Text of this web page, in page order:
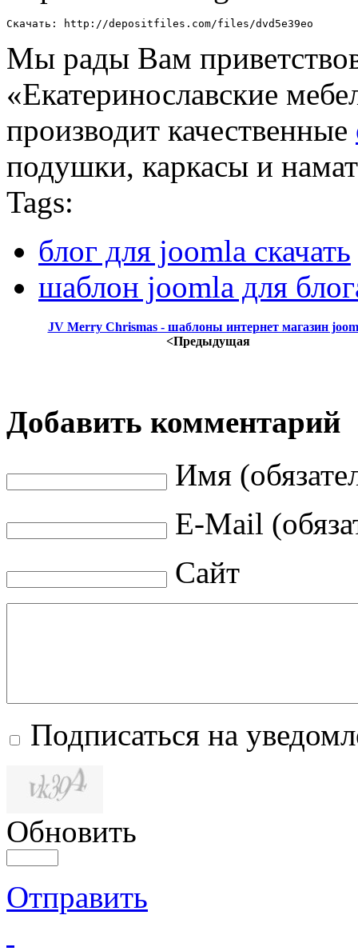
Скачать: http://depositfiles.com/files/dvd5e39eo
Мы рады Вам
«Екатеринославские
производит качественные
подушки, каркасы и
Tags:
блог для joomla скачать
шаблон joomla для
JV Merry Chrismas - шаблоны интернет магазин
<Предыдущая
Добавить комментарий
Имя
E-Mail
Сайт
Подписаться на
Обновить
Отправить